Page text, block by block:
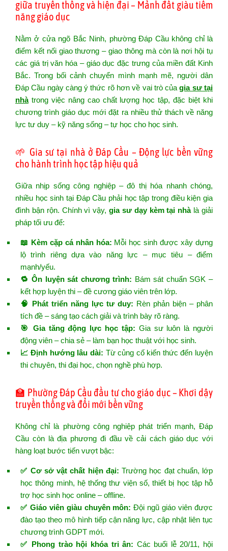
giữa truyền thống và hiện đại – Mảnh đất giàu tiềm
năng giáo dục
Nằm ở cửa ngõ Bắc Ninh, phường Đáp Cầu không chỉ là
điểm kết nối giao thương – giao thông mà còn là nơi hội tụ
các giá trị văn hóa – giáo dục đặc trưng của miền đất Kinh
Bắc. Trong bối cảnh chuyển mình mạnh mẽ, người dân
Đáp Cầu ngày càng ý thức rõ hơn về vai trò củagia sư tại
nhàtrong việc nâng cao chất lượng học tập, đặc biệt khi
chương trình giáo dục mới đặt ra nhiều thử thách về năng
lực tư duy – kỹ năng sống – tự học cho học sinh.
🌱 Gia sư tại nhà ở Đáp Cầu – Động lực bền vững
cho hành trình học tập hiệu quả
Giữa nhịp sống công nghiệp – đô thị hóa nhanh chóng,
nhiều học sinh tại Đáp Cầu phải học tập trong điều kiện gia
đình bận rộn. Chính vì vậy,gia sư dạy kèm tại nhàlà giải
pháp tối ưu để:
📖 Kèm cặp cá nhân hóa: Mỗi học sinh được xây dựng
lộ trình riêng dựa vào năng lực – mục tiêu – điểm
mạnh/yếu.
🔁 Ôn luyện sát chương trình: Bám sát chuẩn SGK –
kết hợp luyện thi – đề cương giáo viên trên lớp.
🧠 Phát triển năng lực tư duy: Rèn phản biện – phân
tích đề – sáng tạo cách giải và trình bày rõ ràng.
🎯 Gia tăng động lực học tập: Gia sư luôn là người
động viên – chia sẻ – làm bạn học thuật với học sinh.
📈 Định hướng lâu dài: Từ củng cố kiến thức đến luyện
thi chuyên, thi đại học, chọn nghề phù hợp.
🏫 Phường Đáp Cầu đầu tư cho giáo dục – Khơi dậy
truyền thống và đổi mới bền vững
Không chỉ là phường công nghiệp phát triển mạnh, Đáp
Cầu còn là địa phương đi đầu về cải cách giáo dục với
hàng loạt bước tiến vượt bậc:
✅ Cơ sở vật chất hiện đại: Trường học đạt chuẩn, lớp
học thông minh, hệ thống thư viện số, thiết bị học tập hỗ
trợ học sinh học online – offline.
✅ Giáo viên giàu chuyên môn: Đội ngũ giáo viên được
đào tạo theo mô hình tiếp cận năng lực, cập nhật liên tục
chương trình GDPT mới.
✅ Phong trào hội khóa tri ân: Các buổi lễ 20/11, hội